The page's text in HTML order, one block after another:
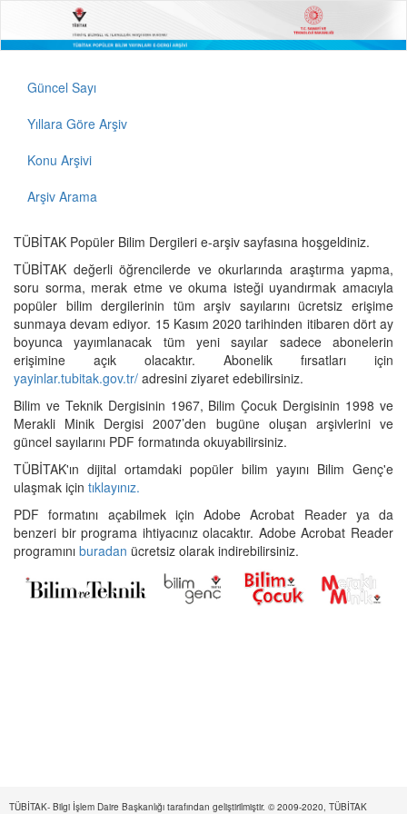
Güncel Sayı
Yıllara Göre Arşiv
Konu Arşivi
Arşiv Arama
TÜBİTAK Popüler Bilim Dergileri e-arşiv sayfasına hoşgeldiniz.
TÜBİTAK değerli öğrencilerde ve okurlarında araştırma yapma,
soru sorma, merak etme ve okuma isteği uyandırmak amacıyla
popüler bilim dergilerinin tüm arşiv sayılarını ücretsiz erişime
sunmaya devam ediyor. 15 Kasım 2020 tarihinden itibaren dört ay
boyunca yayımlanacak tüm yeni sayılar sadece abonelerin
erişimine açık olacaktır. Abonelik fırsatları için
yayinlar.tubitak.gov.tr/ adresini ziyaret edebilirsiniz.
Bilim ve Teknik Dergisinin 1967, Bilim Çocuk Dergisinin 1998 ve
Merakli Minik Dergisi 2007’den bugüne oluşan arşivlerini ve
güncel sayılarını PDF formatında okuyabilirsiniz.
TÜBİTAK'ın dijital ortamdaki popüler bilim yayını Bilim Genç'e
ulaşmak için tıklayınız.
PDF formatını açabilmek için Adobe Acrobat Reader ya da
benzeri bir programa ihtiyacınız olacaktır. Adobe Acrobat Reader
programını buradan ücretsiz olarak indirebilirsiniz.
TÜBİTAK- Bilgi İşlem Daire Başkanlığı tarafından geliştirilmiştir. © 2009-2020, TÜBİTAK